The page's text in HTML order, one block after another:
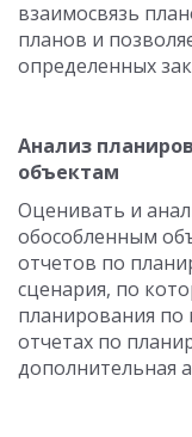
взаимосвязь
планов и
определенных
Анализ
объектам
Оценивать и
обособленным
отчетов по
сценария, по
планирования по
отчетах по
дополнительная